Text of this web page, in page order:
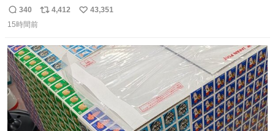
返
信
340
リ
ト
数
4,412
い
数
43,351
15時間前